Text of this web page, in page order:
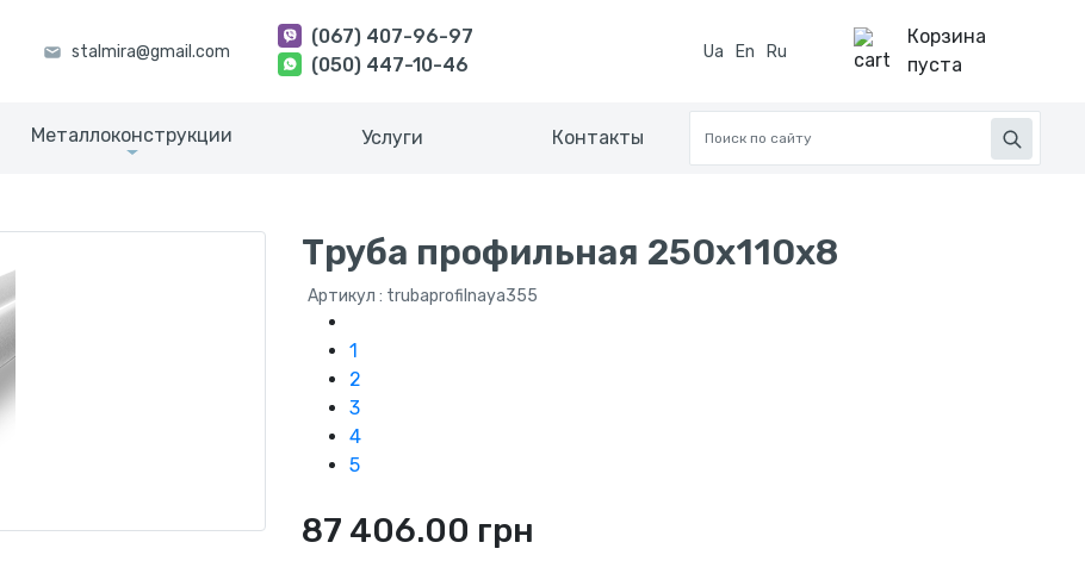
(067) 407-96-97
(050) 447-10-46
Ua En Ru
Корзина
пуста
Металлоконструкции Услуги Контакты
Труба профильная 250x110x8
Артикул : trubaprofilnaya355
1
2
3
4
5
87 406.00 грн